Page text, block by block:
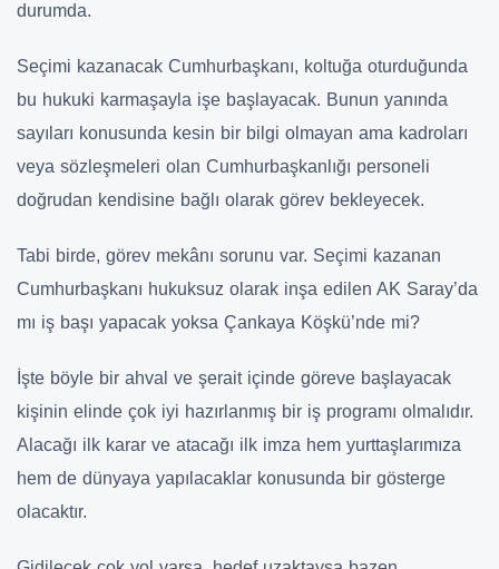
durumda.
Seçimi kazanacak Cumhurbaşkanı, koltuğa oturduğunda
bu hukuki karmaşayla işe başlayacak. Bunun yanında
sayıları konusunda kesin bir bilgi olmayan ama kadroları
veya sözleşmeleri olan Cumhurbaşkanlığı personeli
doğrudan kendisine bağlı olarak görev bekleyecek.
Tabi birde, görev mekânı sorunu var. Seçimi kazanan
Cumhurbaşkanı hukuksuz olarak inşa edilen AK Saray’da
mı iş başı yapacak yoksa Çankaya Köşkü’nde mi?
İşte böyle bir ahval ve şerait içinde göreve başlayacak
kişinin elinde çok iyi hazırlanmış bir iş programı olmalıdır.
Alacağı ilk karar ve atacağı ilk imza hem yurttaşlarımıza
hem de dünyaya yapılacaklar konusunda bir gösterge
olacaktır.